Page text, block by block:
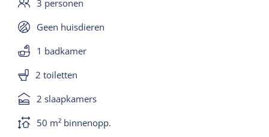
3 personen
Geen huisdieren
1 badkamer
2 toiletten
2 slaapkamers
50 m² binnenopp.